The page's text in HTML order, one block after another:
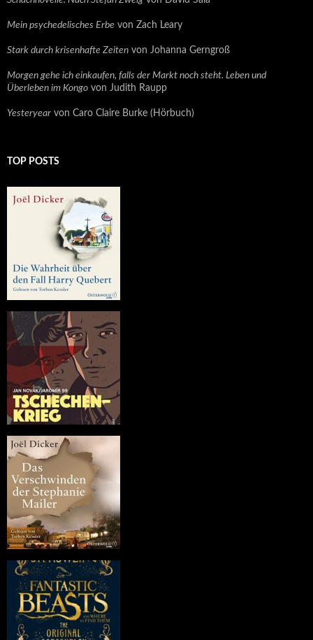
Mein psychedelisches Erbe von Zach Leary
Stark durch krisenhafte Zeiten von Johanna Gerngroß
Morgen gehe ich einkaufen, falls der Markt noch steht. Leben und
Überleben im Kongo von Judith Raupp
Yesteryear von Caro Claire Burke (Hörbuch)
TOP POSTS